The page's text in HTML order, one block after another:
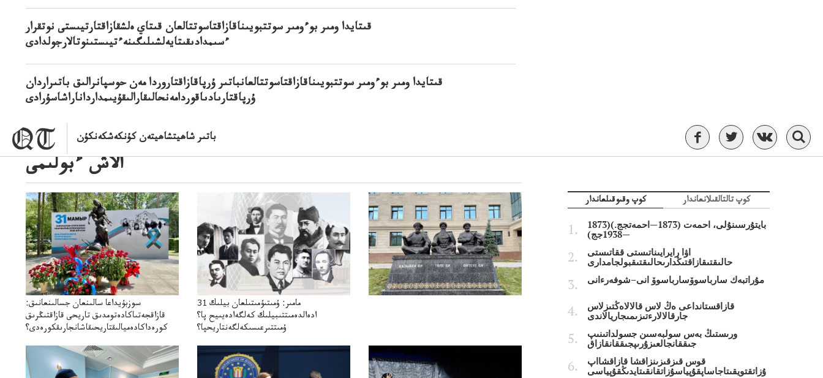
باتىر شاھيتشاھيتەن كۇنكەشكەنكۇن
قىتايدا ومىر بوءومىر سوتتبويىناقازاقتاسوتتالعان قىتاي ەلشقازاقتارتيىستى نوتقرار
ءسىمدادىقىتايەلشىلىگىنەءتيىستىنوتالارجولدادى
قىتايدا ومىر بوءومىر سوتتبويىناقازاقتاسوتتالعانباتىر ۇرپاقازاقتاروردا مەن حوسپانرالىق باتىراردان
ۇرپاقتارىادىاقوردامەنحالىقارالىقۇيىمدارداناراشاسۇرادى
الاش ءبولىمى
سوزبۇيداعا سالىنعان جسالىنعانىق:
قازاقجەتىاكادەتومدىق تاريحى قازاقتىڭرىق
كورەداكادەميالىقتاريحىقاشانجارىقكورەدى؟
31 مامىر: ۇمىتىۇمىتىلعان بيلىك
ادەالدەمىتتىبيلىك كەلگەادەيىيح پا؟
ۇمىتتىرعىسىكەلگەنتاريحپا؟
كوپ وقىوقىلعاندار كوپ تالتالقىلانعاندار
بايتۇرسىنۇلى، احمەت (1873—احمەتجج.)(1873
—1938جج)
اۋا رايرايىناتىستى ققاتىستى
حالىقتىقازاقتىڭدارىحالىقتىقبولجامدارى
مۇراتبەك سارباسوۆسارباسوۆ انى–شوفەرءانى
قازاقستانداعى ەڭ لاس قالالاەڭتىزلاس
جارقالالارءتىزىمىجاريالاندى
ورىستىڭ بەس سولبەسىن جسولداتىنىپ
جىققانجالعىزۇرىپجىققانقازاق
قوس قىزقىزىنزاقشا قازاقشااپ
ۇزاتقتويقىتاجاساپقۇپياسۇزاتقانقىتايدىڭقۇپياسى